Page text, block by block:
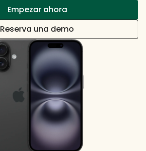
Empezar ahora
Reserva una demo